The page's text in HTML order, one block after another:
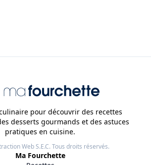
pour découvrir des recettes
desserts gourmands et des astuces
pratiques en cuisine.
Web S.E.C.Tous droits réservés.
Ma Fourchette